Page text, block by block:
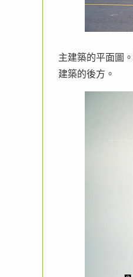
主建築的平面圖
建築的後方。